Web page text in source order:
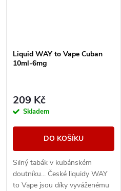
Liquid WAY to Vape Cuban
10ml-6mg
209 Kč
Skladem
DO KOŠÍKU
Silný tabák v kubánském
doutníku... České liquidy WAY
to Vape jsou díky vyváženému